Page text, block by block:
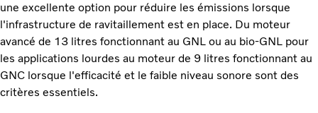
une excellente option pour réduire les émissions lorsque
l'infrastructure de ravitaillement est en place. Du moteur
avancé de 13 litres fonctionnant au GNL ou au bio-GNL pour
les applications lourdes au moteur de 9 litres fonctionnant au
GNC lorsque l'efficacité et le faible niveau sonore sont des
critères essentiels.